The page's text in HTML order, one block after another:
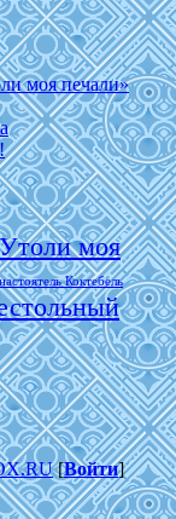
моя печали»
Утоли моя
настоятель Коктебель
[Войти]